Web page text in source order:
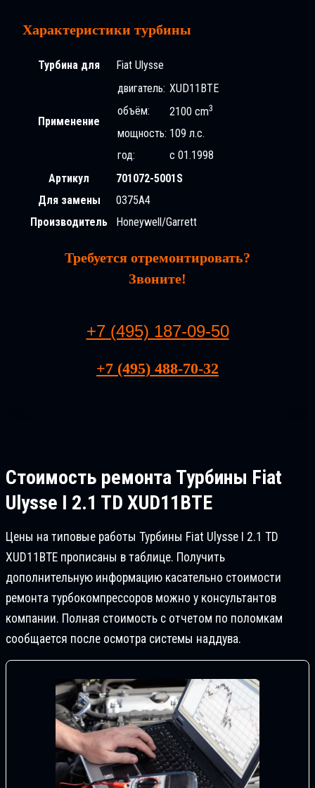
Характеристики турбины
Турбина для Fiat Ulysse
Применение
двигатель: XUD11BTE
объём:
2100 cm3
мощность: 109 л.с.
год:
с 01.1998
Артикул
701072-5001S
Для замены
0375A4
Производитель
Honeywell/Garrett
Требуется отремонтировать?
Звоните!
+7 (495) 187-09-50
+7 (495) 488-70-32
Стоимость ремонта Турбины Fiat
Ulysse I 2.1 TD XUD11BTE
Цены на типовые работы Турбины Fiat Ulysse I 2.1 TD
XUD11BTE прописаны в таблице. Получить
дополнительную информацию касательно стоимости
ремонта турбокомпрессоров можно у консультантов
компании. Полная стоимость с отчетом по поломкам
сообщается после осмотра системы наддува.